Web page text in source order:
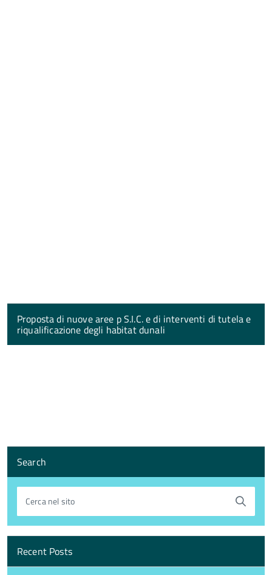
Proposta di nuove aree p S.I.C. e di interventi di tutela e
riqualificazione degli habitat dunali
Search
Cerca nel sito
Recent Posts